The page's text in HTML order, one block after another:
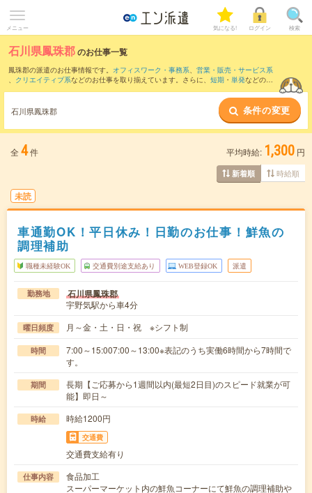
メニュー 気になる! ログイン 検索
石川県鳳珠郡のお仕事一覧
鳳珠郡の派遣のお仕事情報です。 オフィスワーク・事務系、 営業・販売・サービス系
、 クリエイティブ系などのお仕事を取り揃えています。さらに、 短期 ・ 単発などの期
石川県鳳珠郡 条件の変更
全 4件 平均時給: 1,300 円
新着順 時給順
未読
車通勤OK！平日休み！日勤のお仕事！鮮魚の
調理補助
職種未経験OK 交通費別途支給あり WEB登録OK 派遣
勤務地 石川県鳳珠郡
宇野気駅から車4分
曜日頻度 月～金・土・日・祝 ※シフト制
時間
7:00～15:007:00～13:00※表記のうち実働6時間から7時間で
す。
期間
長期【ご応募から1週間以内(最短2日目)のスピード就業が可
能】即日～
時給 時給1200円
交通費
交通費支給有り
仕事内容
食品加工
スーパーマーケット内の鮮魚コーナーにて鮮魚の調理補助や